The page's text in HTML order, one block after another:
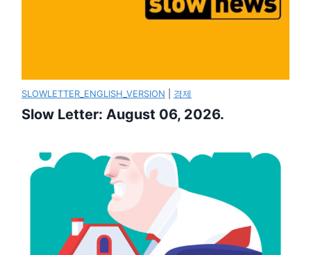
SLOWLETTER_ENGLISH_VERSION 경제
Slow Letter: August 06, 2026.